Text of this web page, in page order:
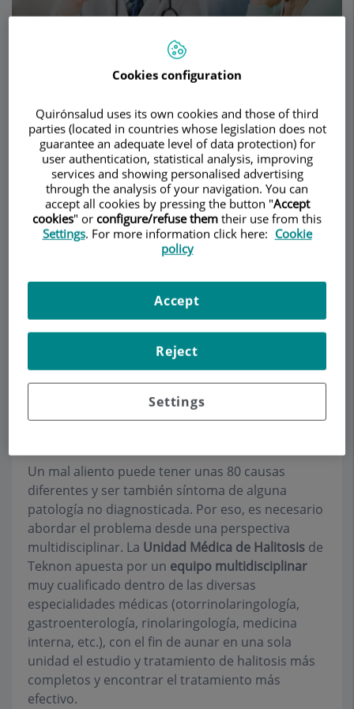
DescripciónServiciosEquipo ContactoDatos de interés
Horario
Mal aliento o Halitosis
¿Qué es la unidad médica de halitosis?
afección de gran impacto psicosocial que
condiciona las relaciones sociales, personales y
laborales de quien la padece. En algunas
ocasiones, incluso, conduce hacia el aislamiento
social debido a las inseguridades y el rechazo que
Un mal aliento puede tener unas 80 causas
diferentes y ser también síntoma de alguna
patología no diagnosticada. Por eso, es necesario
abordar el problema desde una perspectiva
multidisciplinar. La Unidad Médica de Halitosis de
Teknon apuesta por un equipo multidisciplinar
muy cualificado dentro de las diversas
especialidades médicas (otorrinolaringología,
gastroenterología, rinolaringología, medicina
interna, etc.), con el fin de aunar en una sola
unidad el estudio y tratamiento de halitosis más
completos y encontrar el tratamiento más
efectivo.
Cookies configuration
Quirónsalud uses its own cookies and those of third
parties (located in countries whose legislation does not
guarantee an adequate level of data protection) for
user authentication, statistical analysis, improving
services and showing personalised advertising
through the analysis of your navigation. You can
accept all cookies by pressing the button "Accept
cookies" or configure/refuse them their use from this
Settings. For more information click here: Cookie
policy
Settings
Reject
Accept